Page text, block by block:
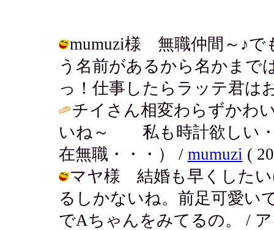
mumuzi様 無職仲間～♪で
う名前があるから名かまで
っ！仕事したらラッテ君は
チイさん相変わらずかわ
いね～ 私も時計欲しい・
在無職・・・） / mumuzi (
マヤ様 結婚も早くしたい
るしかないね。前足可愛い
でAちゃんをみてるの。 / ア